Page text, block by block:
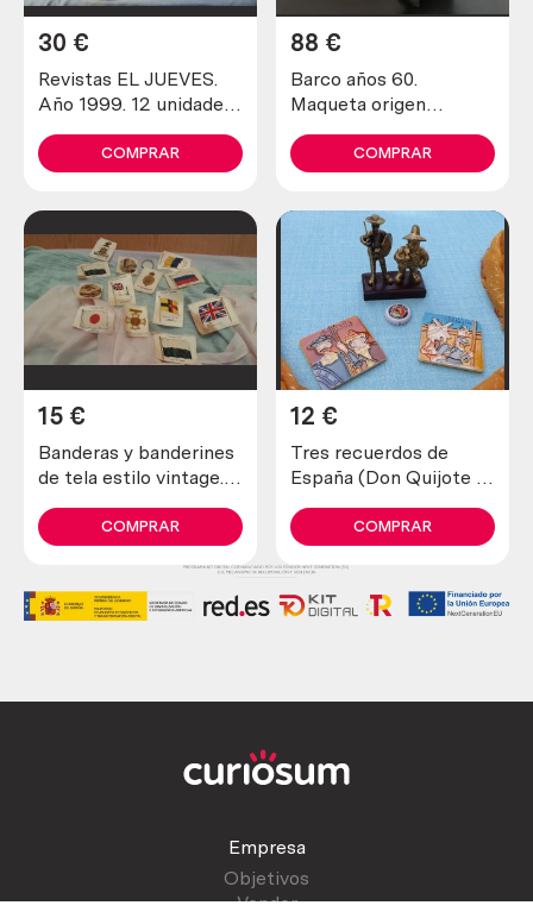
Revistas EL JUEVES.
Año 1999. 12 unidades
30 €
COMPRAR
Barco años 60.
Maqueta origen
hueso. Magníficos
detalles. Muy pesado.
88 €
COMPRAR
Banderas y banderines
de tela estilo vintage.
15 €
COMPRAR
Tres recuerdos de
España (Don Quijote e
12 €
COMPRAR
Empresa
Objetivos
Vender